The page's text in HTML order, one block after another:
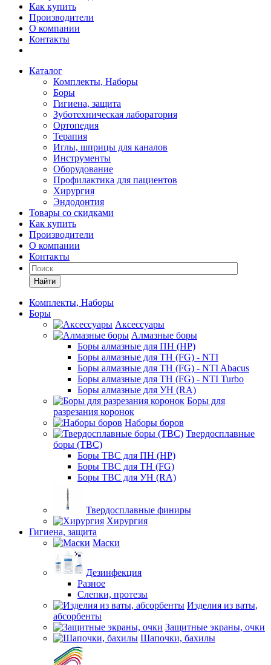
Как купить
Производители
О компании
Контакты
Каталог
Комплекты, Наборы
Боры
Гигиена, защита
Зуботехническая лаборатория
Ортопедия
Терапия
Иглы, шприцы для каналов
Инструменты
Оборудование
Профилактика для пациентов
Хирургия
Эндодонтия
Товары со скидками
Как купить
Производители
О компании
Контакты
Найти
Комплекты, Наборы
Боры
Аксессуары
Алмазные боры
Боры алмазные для ПН (HP)
Боры алмазные для ТН (FG) - NTI
Боры алмазные для ТН (FG) - NTI Abacus
Боры алмазные для ТН (FG) - NTI Turbo
Боры алмазные для УН (RA)
Боры для
разрезания коронок
Наборы боров
Твердосплавные
боры (ТВС)
Боры ТВС для ПН (HP)
Боры ТВС для ТН (FG)
Боры ТВС для УН (RA)
Твердосплавные финиры
Хирургия
Гигиена, защита
Маски
Дезинфекция
Разное
Слепки, протезы
Изделия из ваты,
абсорбенты
Защитные экраны, очки
Шапочки, бахилы